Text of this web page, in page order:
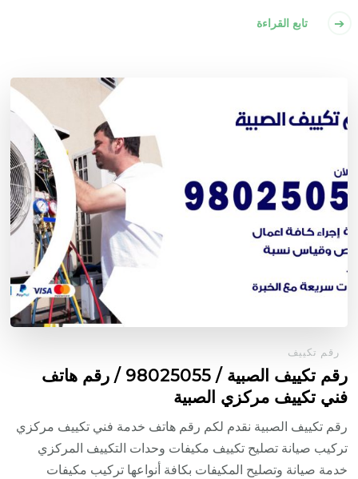
تابع القراءة
رقم تكييف
رقم تكييف الصبية / 98025055 / رقم هاتف
فني تكييف مركزي الصبية
رقم تكييف الصبية نقدم لكم رقم هاتف خدمة فني تكييف مركزي
تركيب صيانة تصليح تكييف مكيفات وحدات التكييف المركزي
خدمة صيانة وتصليح المكيفات بكافة أنواعها تركيب مكيفات